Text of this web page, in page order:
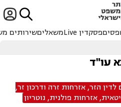
ﱐ
פסקדין Live משאליםשירותים
עו"ד
לדין הזר,אזרחות זרה ודרכון זר,
,אזרחות פולנית, נוטריון